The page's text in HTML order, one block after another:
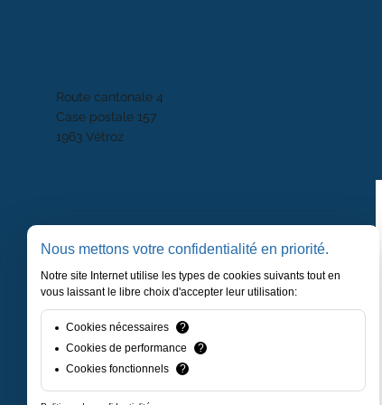
Route cantonale 4
Case postale 157
1963 Vétroz
Nous mettons votre confidentialité en priorité.
Notre site Internet utilise les types de cookies suivants tout en
vous laissant le libre choix d'accepter leur utilisation:
Cookies nécessaires
?
Cookies de performance
?
Cookies fonctionnels
?